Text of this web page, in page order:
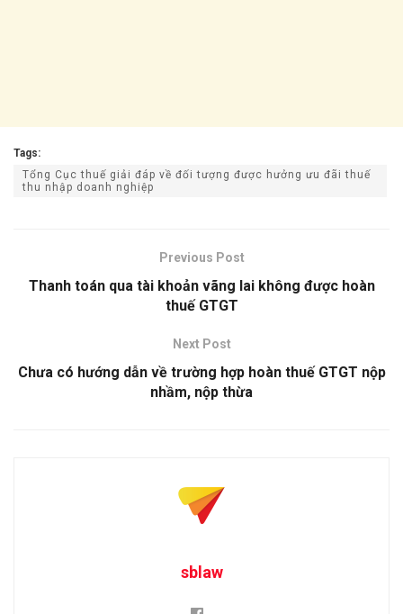
Tags:
Tổng Cục thuế giải đáp về đối tượng được hưởng ưu đãi thuế
thu nhập doanh nghiệp
Previous Post
Thanh toán qua tài khoản vãng lai không được hoàn
thuế GTGT
Next Post
Chưa có hướng dẫn về trường hợp hoàn thuế GTGT nộp
nhầm, nộp thừa
sblaw